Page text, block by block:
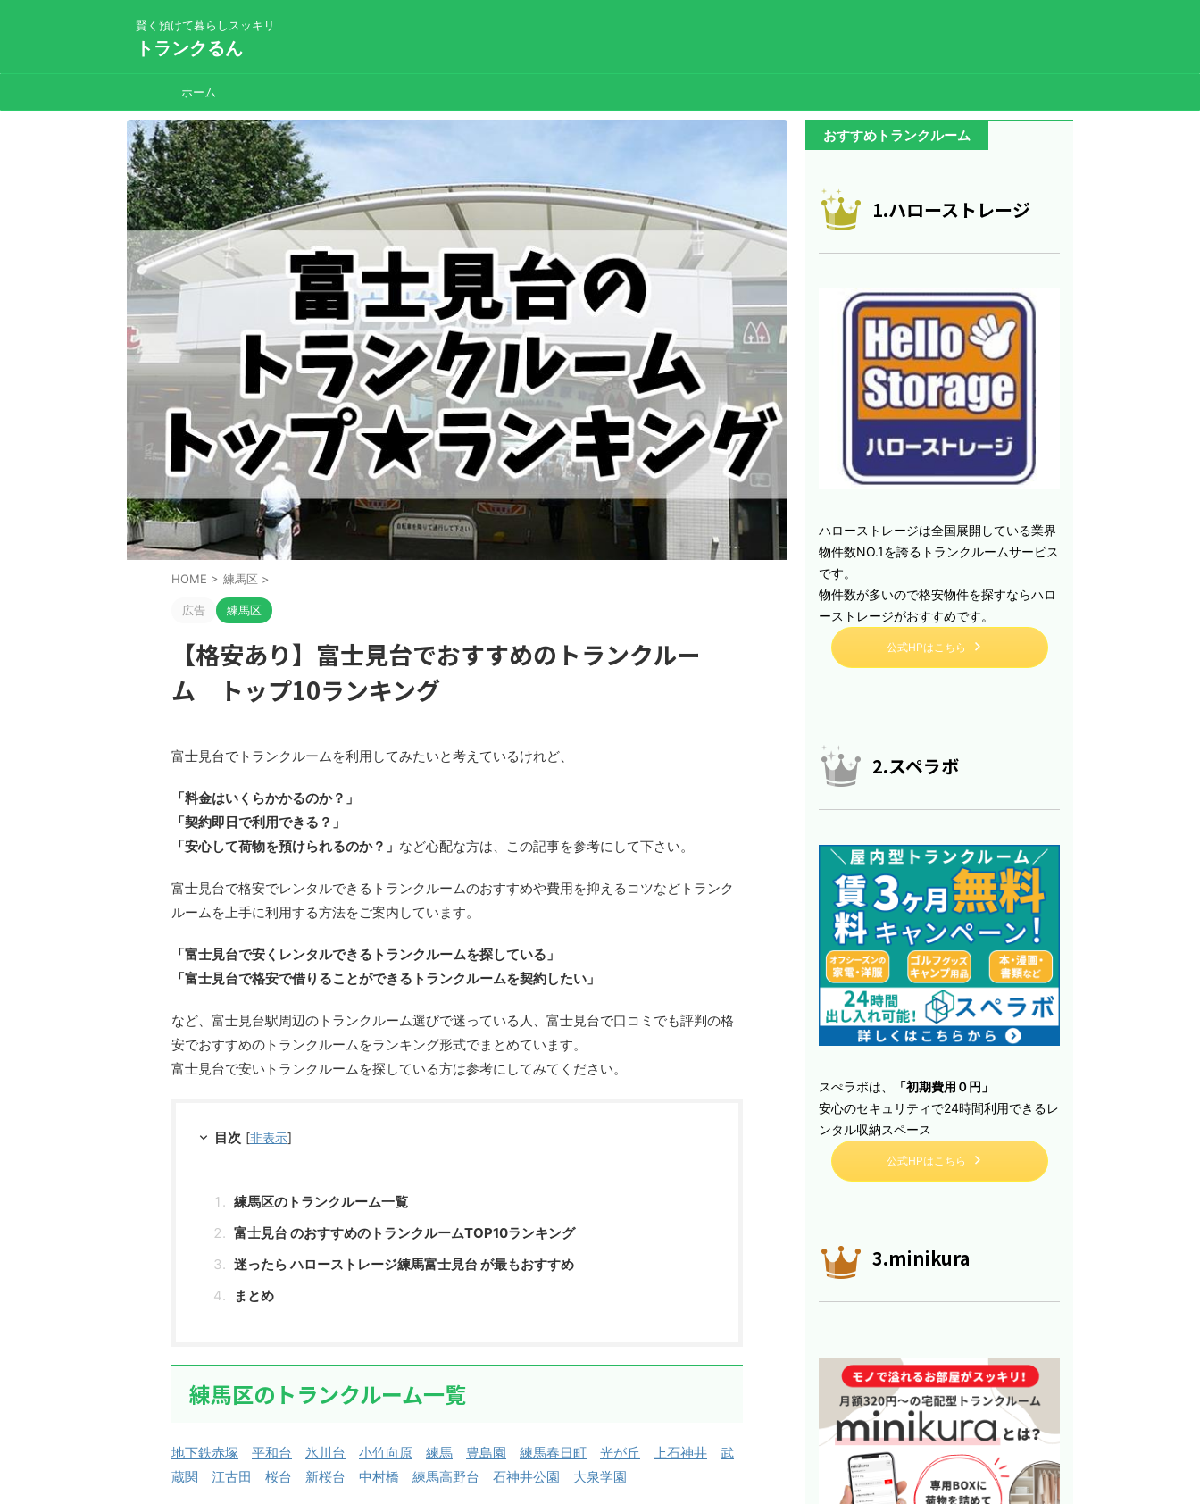
賢く預けて暮らしスッキリ
トランクるん
ホーム
HOME > 練馬区 >
広告 練馬区
【格安あり】富士見台でおすすめのトランクルー
ム トップ10ランキング
富士見台でトランクルームを利用してみたいと考えているけれど、
「料金はいくらかかるのか？」
「契約即日で利用できる？」
「安心して荷物を預けられるのか？」 など心配な方は、この記事を参考にして下さい。
富士見台で格安でレンタルできるトランクルームのおすすめや費用を抑えるコツなどトランク
ルームを上手に利用する方法をご案内しています。
「富士見台で安くレンタルできるトランクルームを探している」
「富士見台で格安で借りることができるトランクルームを契約したい」
など、富士見台駅周辺のトランクルーム選びで迷っている人、富士見台で口コミでも評判の格
安でおすすめのトランクルームをランキング形式でまとめています。
富士見台で安いトランクルームを探している方は参考にしてみてください。
目次 [非表示]
練馬区のトランクルーム一覧
富士見台 のおすすめのトランクルームTOP10ランキング
迷ったら ハローストレージ練馬富士見台 が最もおすすめ
まとめ
練馬区のトランクルーム一覧
地下鉄赤塚 平和台 氷川台 小竹向原 練馬 豊島園 練馬春日町 光が丘 上石神井
武
蔵関
江古田 桜台 新桜台 中村橋 練馬高野台 石神井公園 大泉学園
おすすめトランクルーム
1.ハローストレージ
ハローストレージは全国展開している業界
物件数NO.1を誇るトランクルームサービス
です。
物件数が多いので格安物件を探すならハロ
ーストレージがおすすめです。
公式HPはこちら
2.スペラボ
スぺラボは、
「初期費用０円」
安心のセキュリティで24時間利用できるレ
ンタル収納スペース
公式HPはこちら
3.minikura